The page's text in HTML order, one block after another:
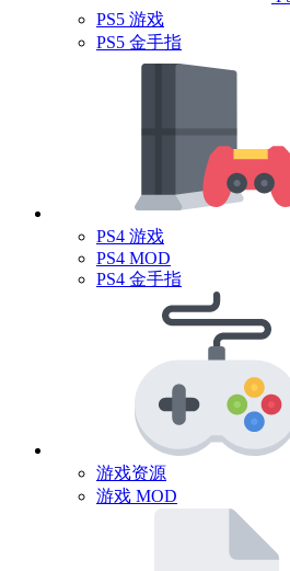
PS5 游戏
PS5 金手指
PS4 游戏
PS4 MOD
PS4 金手指
游戏资源
游戏 MOD